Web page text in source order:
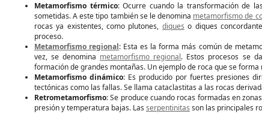
Metamorfismo térmico: Ocurre cuando la transformación de
sometidas. A este tipo también se le denomina metamorfismo de
rocas ya existentes, como plutones, diques o diques
proceso.
Metamorfismo regional: Esta es la forma más común de
vez, se denomina metamorfismo regional. Estos procesos se
formación de grandes montañas. Un ejemplo de roca que se forma
Metamorfismo dinámico: Es producido por fuertes presiones
tectónicas como las fallas. Se llama cataclastitas a las rocas
Retrometamorfismo: Se produce cuando rocas formadas en
presión y temperatura bajas. Las serpentinitas son las principales